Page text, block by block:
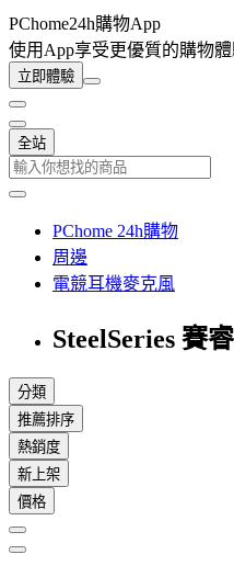
PChome24h購物App
使用App享受更優質的購物
立即體驗
全站
PChome 24h購物
周邊
電競耳機麥克風
SteelSeries 賽
分類
推薦排序
熱銷度
新上架
價格